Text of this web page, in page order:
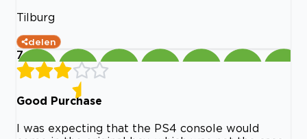
Tilburg
delen
7
Good Purchase
I was expecting that the PS4 console would